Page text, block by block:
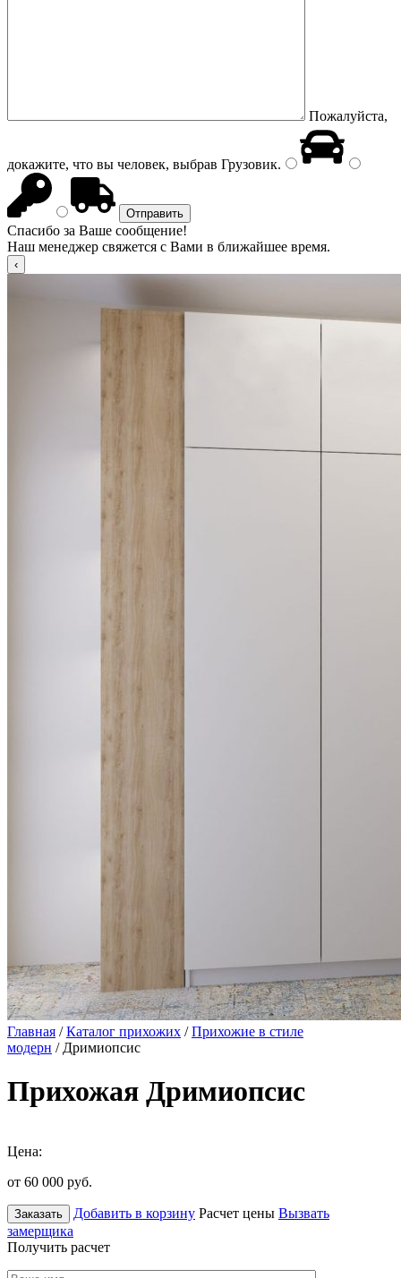
Пожалуйста,
докажите, что вы человек, выбрав Грузовик.
Спасибо за Ваше сообщение!
Наш менеджер свяжется с Вами в ближайшее время.
Главная /Каталог прихожих /Прихожие в стиле
модерн / Дримиопсис
Прихожая Дримиопсис
Цена:
от 60 000 руб.
Заказать Добавить в корзину Расчет цены Вызвать
замерщика
Получить расчет